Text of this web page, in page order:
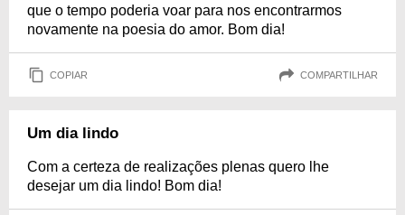
que o tempo poderia voar para nos encontrarmos
novamente na poesia do amor. Bom dia!
COPIAR COMPARTILHAR
Um dia lindo
Com a certeza de realizações plenas quero lhe
desejar um dia lindo! Bom dia!